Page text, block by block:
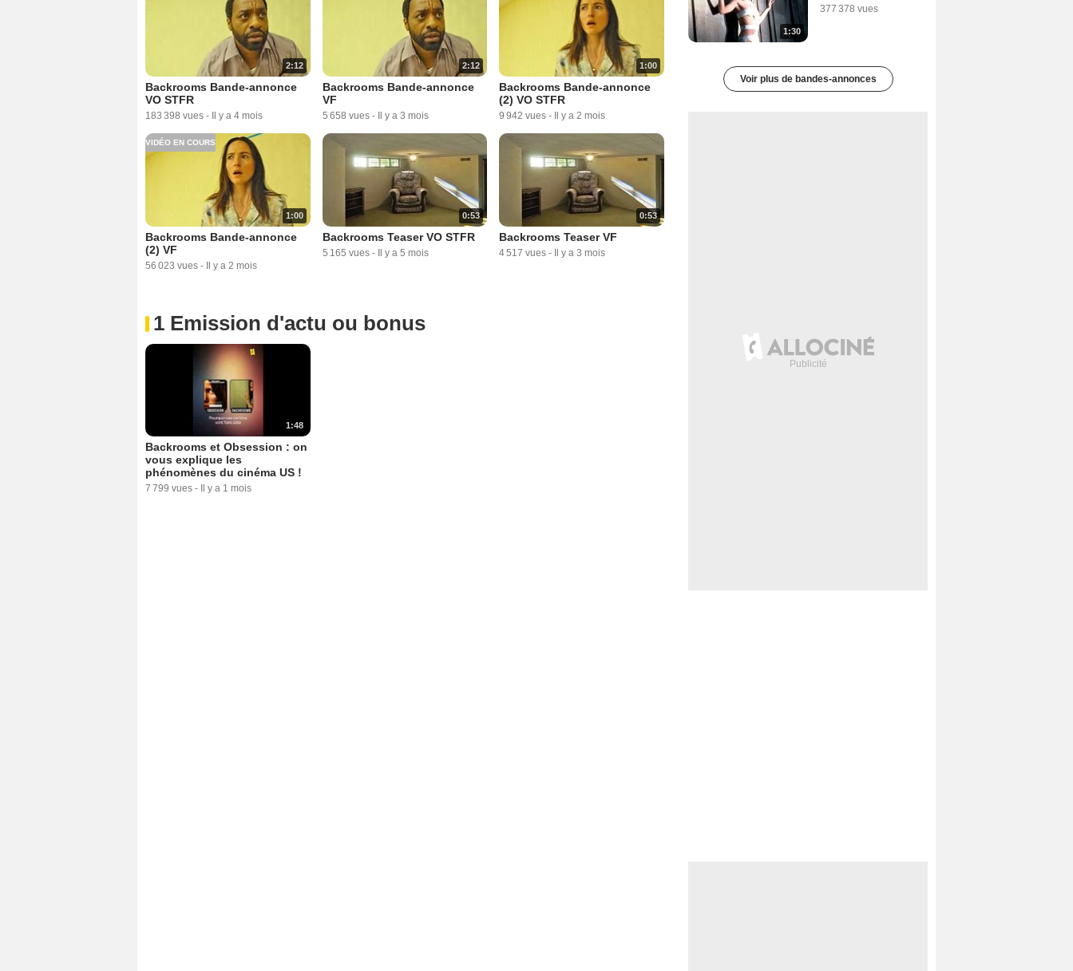
2:12
Backrooms Bande-annonce
VO STFR
183 398 vues - Il y a 4 mois
2:12
Backrooms Bande-annonce
VF
5 658 vues - Il y a 3 mois
1:00
Backrooms Bande-annonce
(2) VO STFR
9 942 vues - Il y a 2 mois
1:00
VIDÉO EN COURS
Backrooms Bande-annonce
(2) VF
56 023 vues - Il y a 2 mois
0:53
Backrooms Teaser VO STFR
5 165 vues - Il y a 5 mois
0:53
Backrooms Teaser VF
4 517 vues - Il y a 3 mois
1 Emission d'actu ou bonus
1:48
Backrooms et Obsession : on
vous explique les
phénomènes du cinéma US !
7 799 vues - Il y a 1 mois
1:30
377 378 vues
Voir plus de bandes-annonces